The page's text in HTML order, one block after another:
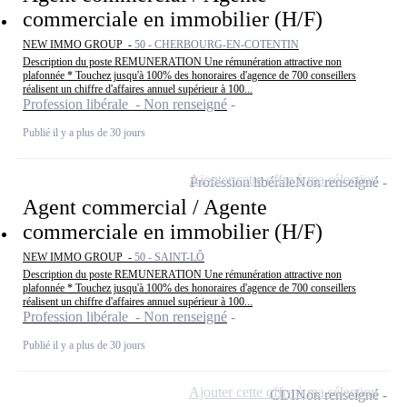
commerciale en immobilier (H/F)
NEW IMMO GROUP - 50 - CHERBOURG-EN-COTENTIN
Description du poste REMUNERATION Une rémunération attractive non
plafonnée * Touchez jusqu'à 100% des honoraires d'agence de 700 conseillers
réalisent un chiffre d'affaires annuel supérieur à 100...
Profession libérale - Non renseigné
Publié il y a plus de 30 jours
Agent commercial / Agente
commerciale en immobilier (H/F)
NEW IMMO GROUP - 50 - SAINT-LÔ
Description du poste REMUNERATION Une rémunération attractive non
plafonnée * Touchez jusqu'à 100% des honoraires d'agence de 700 conseillers
réalisent un chiffre d'affaires annuel supérieur à 100...
Profession libérale - Non renseigné
Publié il y a plus de 30 jours
Profession libéraleNon renseigné
Ajouter cette offre à ma sélection
CDINon renseigné
Ajouter cette offre à ma sélection